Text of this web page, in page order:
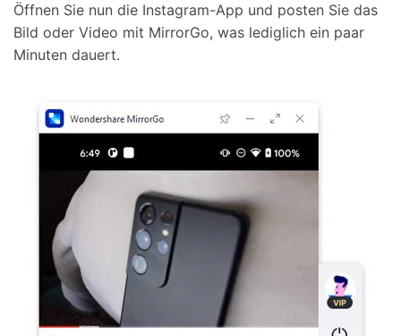
Öffnen Sie nun die Instagram-App und posten Sie das
Bild oder Video mit MirrorGo, was lediglich ein paar
Minuten dauert.